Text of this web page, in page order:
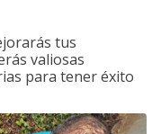
tus
valiosas
para tener éxito